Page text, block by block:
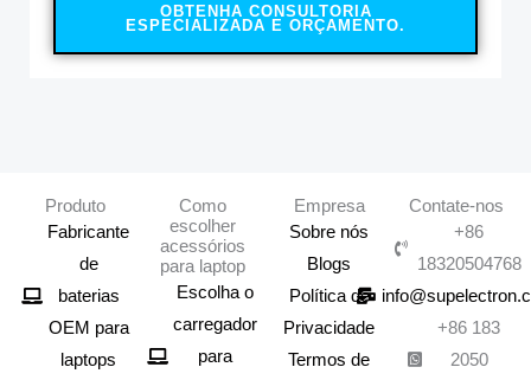
OBTENHA CONSULTORIA
ESPECIALIZADA E ORÇAMENTO.
Produto
Fabricante
de
baterias
OEM para
laptops
Como
escolher
acessórios
para laptop
Escolha o
carregador
para
Empresa
Sobre nós
Blogs
Política de
Privacidade
Termos de
Contate-nos
+86
18320504768
+86 183
2050